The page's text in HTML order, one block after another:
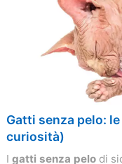
Gatti senza pelo:
curiosità)
I gatti senza pelo di